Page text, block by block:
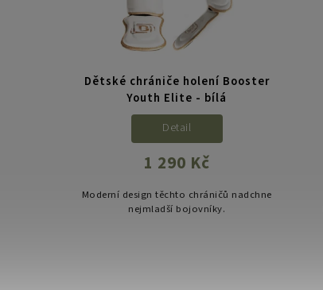
Dětské chrániče holení Booster
Youth Elite - bílá
1 290 Kč
Detail
Moderní design těchto chráničů nadchne
nejmladší bojovníky.